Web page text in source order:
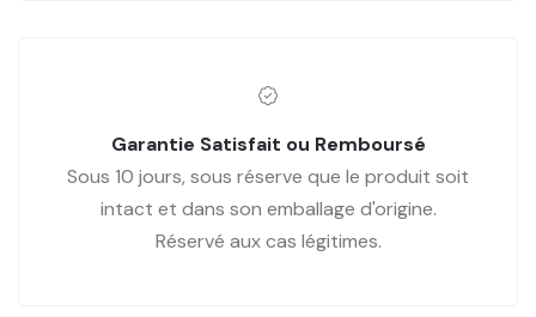
Garantie Satisfait ou Remboursé
Sous 10 jours, sous réserve que le produit soit
intact et dans son emballage d'origine.
Réservé aux cas légitimes.